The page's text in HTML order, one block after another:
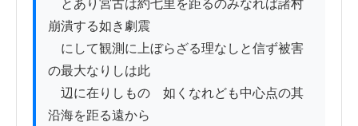
とあり宮古は約七里を距るのみなれば諸村
崩潰する如き劇震
にして観測に上ぼらざる理なしと信ず被害
の最大なりしは此
辺に在りしものゝ如くなれども中心点の其
沿海を距る遠から